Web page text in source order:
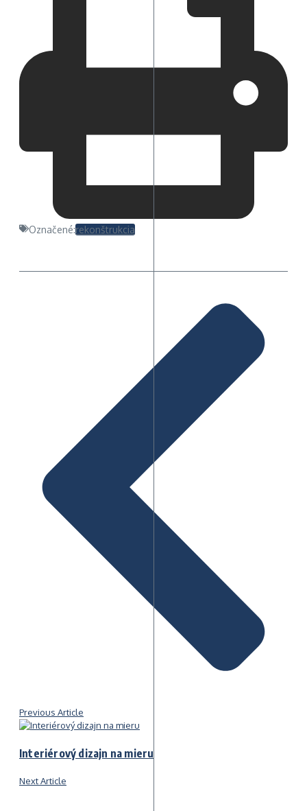
Označené:rekonštrukcia
Previous Article
Interiérový dizajn na mieru
Next Article